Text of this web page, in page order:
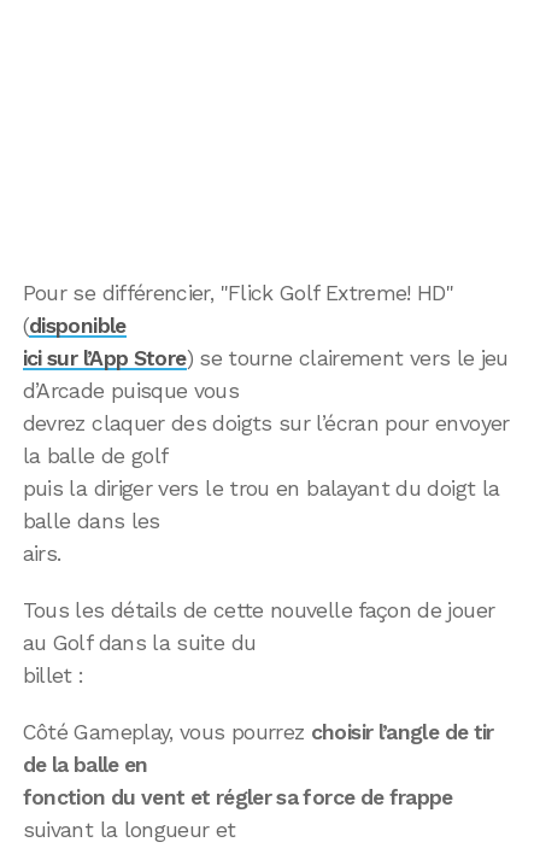
Pour se différencier, "Flick Golf Extreme! HD"
(disponible
ici sur l’App Store) se tourne clairement vers le jeu
d’Arcade puisque vous
devrez claquer des doigts sur l’écran pour envoyer
la balle de golf
puis la diriger vers le trou en balayant du doigt la
balle dans les
airs.
Tous les détails de cette nouvelle façon de jouer
au Golf dans la suite du
billet :
Côté Gameplay, vous pourrez choisir l’angle de tir
de la balle en
fonction du vent et régler sa force de frappe
suivant la longueur et